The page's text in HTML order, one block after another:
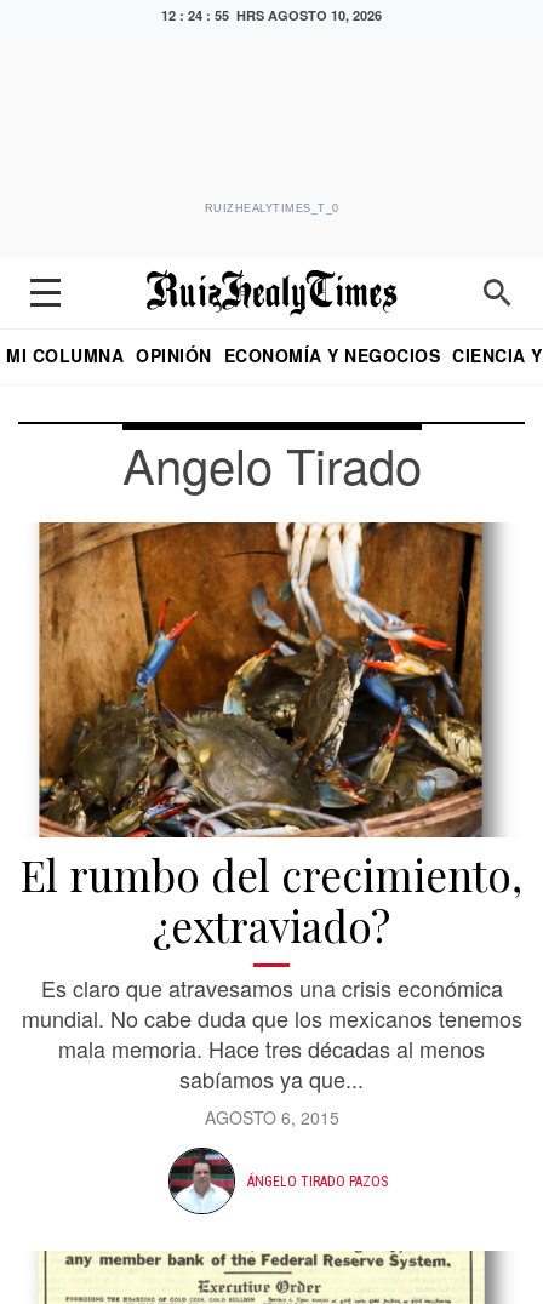
12 : 24 : 56 HRS AGOSTO 10, 2026
RUIZHEALYTIMES_T_0
MI COLUMNA OPINIÓN ECONOMÍA Y NEGOCIOS CIENCIA
Angelo Tirado
El rumbo del crecimiento,
¿extraviado?
Es claro que atravesamos una crisis económica
mundial. No cabe duda que los mexicanos tenemos
mala memoria. Hace tres décadas al menos
sabíamos ya que...
AGOSTO 6, 2015
ÁNGELO TIRADO PAZOS